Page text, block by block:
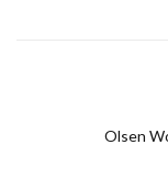
Olsen